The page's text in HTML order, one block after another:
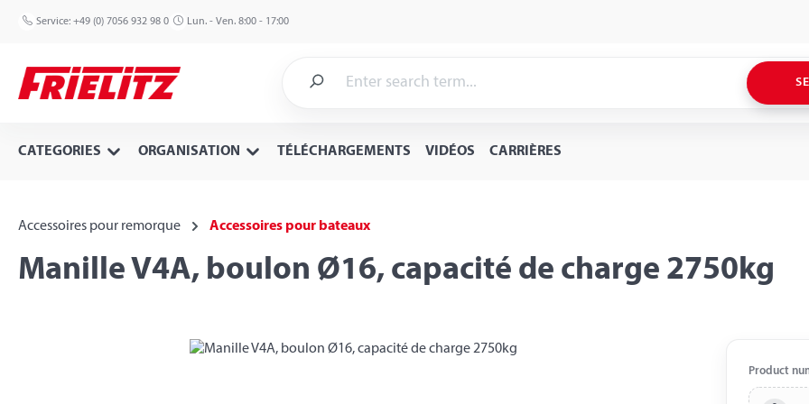
to main content
Skip to search
Skip to main navigation
Service: +49 (0) 7056 932 98 0 Lun. - Ven. 8:00 - 17:00
CATEGORIES ORGANISATION TÉLÉCHARGEMENTS VIDÉOS CARRIÈRES
Accessoires pour remorque Accessoires pour bateaux
Manille V4A, boulon Ø16, capacité de charge 2750kg
Product